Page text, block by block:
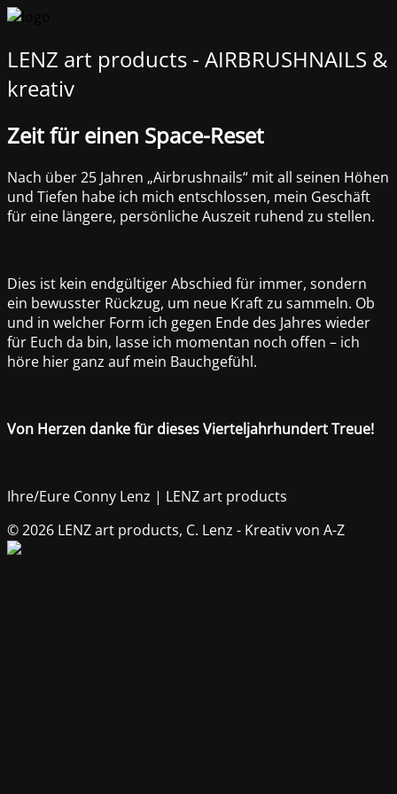
LENZ art products - AIRBRUSHNAILS &
kreativ
Zeit für einen Space-Reset
Nach über 25 Jahren „Airbrushnails“ mit all seinen Höhen
und Tiefen habe ich mich entschlossen, mein Geschäft
für eine längere, persönliche Auszeit ruhend zu stellen.
Dies ist kein endgültiger Abschied für immer, sondern
ein bewusster Rückzug, um neue Kraft zu sammeln. Ob
und in welcher Form ich gegen Ende des Jahres wieder
für Euch da bin, lasse ich momentan noch offen – ich
höre hier ganz auf mein Bauchgefühl.
Von Herzen danke für dieses Vierteljahrhundert Treue!
Ihre/Eure Conny Lenz | LENZ art products
© 2026 LENZ art products, C. Lenz - Kreativ von A-Z